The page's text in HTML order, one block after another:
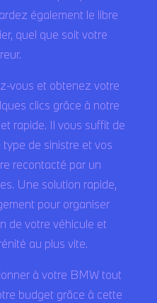
également le libre
quel que soit votre
vous et obtenez votre
clics grâce à notre
rapide. Il vous suffit de
type de sinistre et vos
recontacté par un
Une solution rapide,
pour organiser
de votre véhicule et
au plus vite.
à votre BMW tout
budget grâce à cette